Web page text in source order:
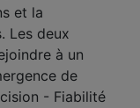
et la
Les deux
à un
de
- Fiabilité